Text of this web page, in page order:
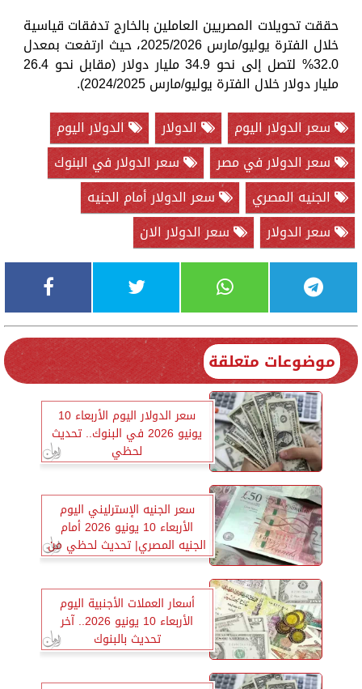
حققت تحويلات المصريين العاملين بالخارج تدفقات قياسية
خلال الفترة يوليو/مارس 2025/2026، حيث ارتفعت بمعدل
32.0% لتصل إلى نحو 34.9 مليار دولار (مقابل نحو 26.4
مليار دولار خلال الفترة يوليو/مارس 2024/2025).
سعر الدولار اليوم
الدولار
الدولار اليوم
سعر الدولار في مصر
سعر الدولار في البنوك
الجنيه المصري
سعر الدولار أمام الجنيه
سعر الدولار
سعر الدولار الان
موضوعات متعلقة
سعر الدولار اليوم الأربعاء 10
يونيو 2026 في البنوك.. تحديث
لحظي
سعر الجنيه الإسترليني اليوم
الأربعاء 10 يونيو 2026 أمام
الجنيه المصري| تحديث لحظي من
جميع البنوك
أسعار العملات الأجنبية اليوم
الأربعاء 10 يونيو 2026.. آخر
تحديث بالبنوك